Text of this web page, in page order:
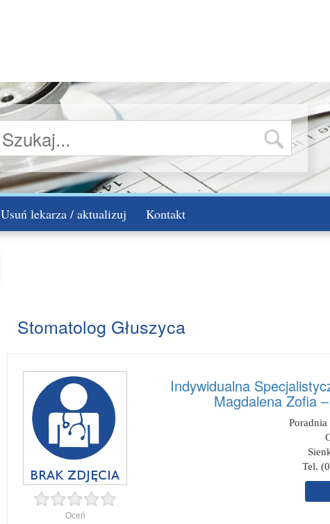
Usuń lekarza / aktualizuj Kontakt
Stomatolog Głuszyca
Oceń
Indywidualna
Magdalena Zofia
Tel.